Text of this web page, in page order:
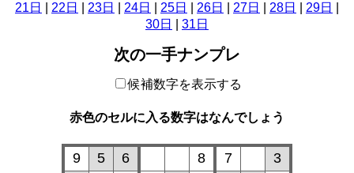
21日
22日 23日 24日 25日 26日 27日 28日 29日
30日
31日
次の一手ナンプレ
候補数字を表示する
赤色のセルに入る数字はなんでしょう
9 5 6 8 7
3